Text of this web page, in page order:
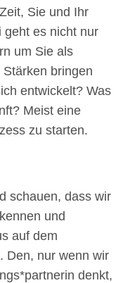
Sie und Ihr
geht es nicht nur
um Sie als
bringen
entwickelt? Was
Meist eine
zu starten.
schauen, dass wir
und
auf dem
Den, nur wenn wir
denkt,